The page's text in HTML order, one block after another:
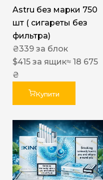
Astru без марки 750
шт ( сигареты без
фильтра)
₴339 за блок
$415 за ящик≈ 18 675
₴
Купити